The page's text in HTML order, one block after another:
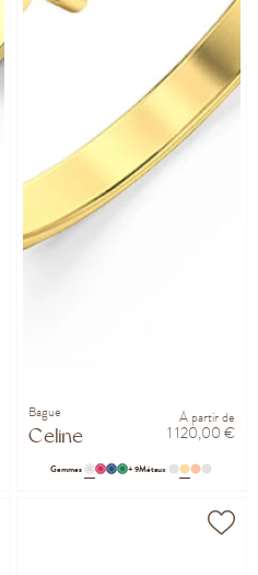
Bague
Celine
À partir de
1 120,00 €
Gemmes + 9Métaux